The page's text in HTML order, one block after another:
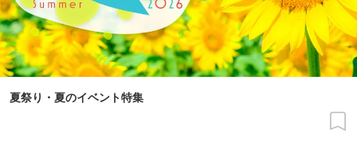
夏祭り・夏のイベント特集